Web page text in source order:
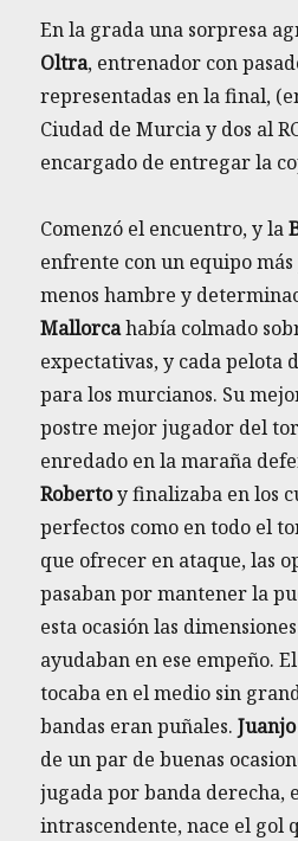
En la grada una sorpresa
Oltra, entrenador con
representadas en la final,
Ciudad de Murcia y dos al
encargado de entregar la
Comenzó el encuentro, y la
enfrente con un equipo
menos hambre y
Mallorcahabía colmado
expectativas, y cada pelota
para los murcianos. Su
postre mejor jugador del
enredado en la maraña
Robertoy finalizaba en los
perfectos como en todo el
que ofrecer en ataque, las
pasaban por mantener la
esta ocasión las
ayudaban en ese empeño.
tocaba en el medio sin
bandas eran puñales.Juanjo
de un par de buenas
jugada por banda derecha,
intrascendente, nace el gol